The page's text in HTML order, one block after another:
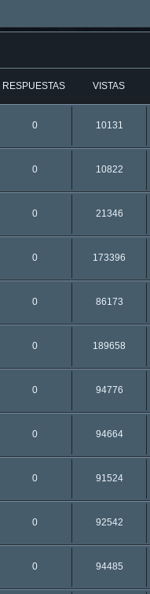
RESPUESTAS VISTAS
0 10131
0 10822
0 21346
0 173396
0 86173
0 189658
0 94776
0 94664
0 91524
0 92542
0 94485